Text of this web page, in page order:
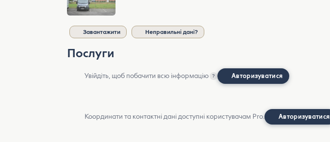
Завантажити Неправильні дані?
Послуги
Увійдіть, щоб побачити всю інформацію ? Авторизуватися
Координати та контактні дані доступні користувачам Pro. Авторизуватися